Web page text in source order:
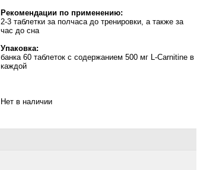
Рекомендации по применению:
2-3 таблетки за полчаса до тренировки, а также за
час до сна
Упаковка:
банка 60 таблеток с содержанием 500 мг L-Carnitine в
каждой
Нет в наличии